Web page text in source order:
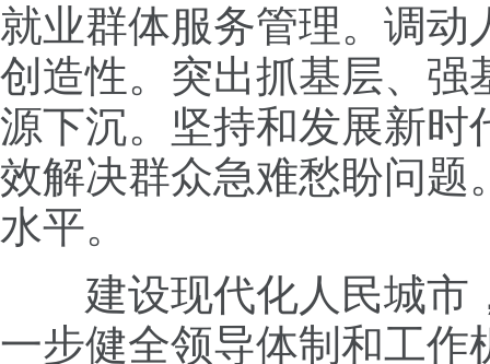
就业群体服务管理。调动
创造性。突出抓基层、强
源下沉。坚持和发展新时
效解决群众急难愁盼问题
水平。
建设现代化人民城市
一步健全领导体制和工作